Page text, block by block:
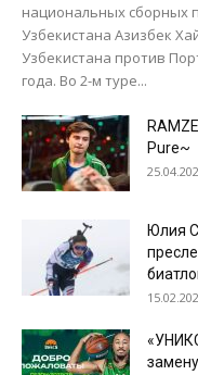
национальных сборных
Узбекистана Азизбек
Узбекистана против
года. Во 2-м туре...
Pure~
Юлия